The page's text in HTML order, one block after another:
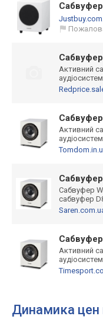
Активний
Активний
Сабвуфер
сабвуфер
Активний
Динамика цен